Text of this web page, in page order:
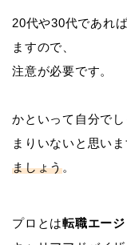
20代や30代であれ
ますので、
注意が必要です。
かといって自分で
まりいないと思いま
ましょう。
プロとは転職エージ